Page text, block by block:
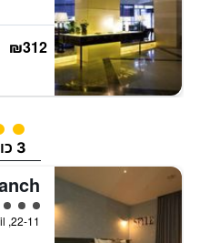
₪312
3 כוכבים
3 דירוג מחלקת נוסעים